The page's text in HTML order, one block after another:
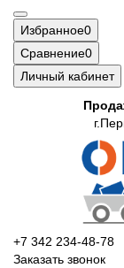
Избранное0
Сравнение0
Личный кабинет
+7 342 234-48-78
Заказать звонок